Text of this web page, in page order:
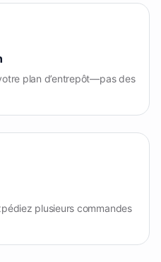
plan d’entrepôt—pas des
plusieurs commandes